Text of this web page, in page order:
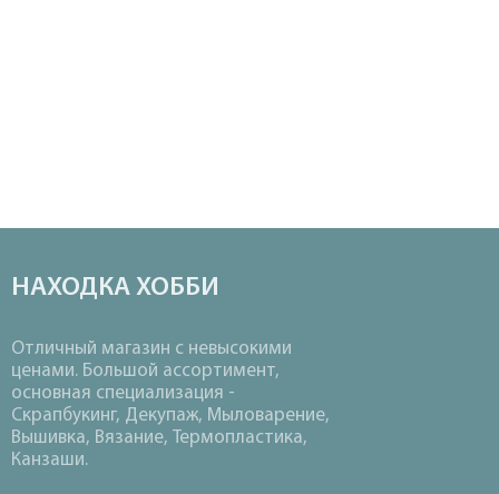
НАХОДКА ХОББИ
Отличный магазин с невысокими
ценами. Большой ассортимент,
основная специализация -
Скрапбукинг, Декупаж, Мыловарение,
Вышивка, Вязание, Термопластика,
Канзаши.